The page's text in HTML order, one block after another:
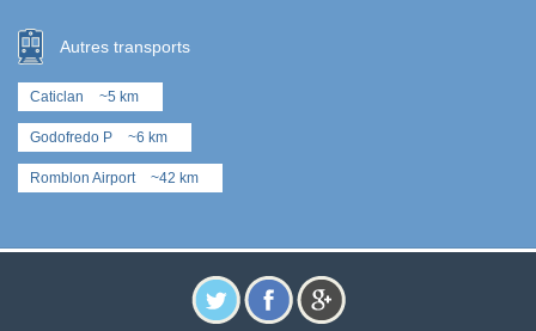
Autres transports
Caticlan ~5 km
Godofredo P ~6 km
Romblon Airport ~42 km